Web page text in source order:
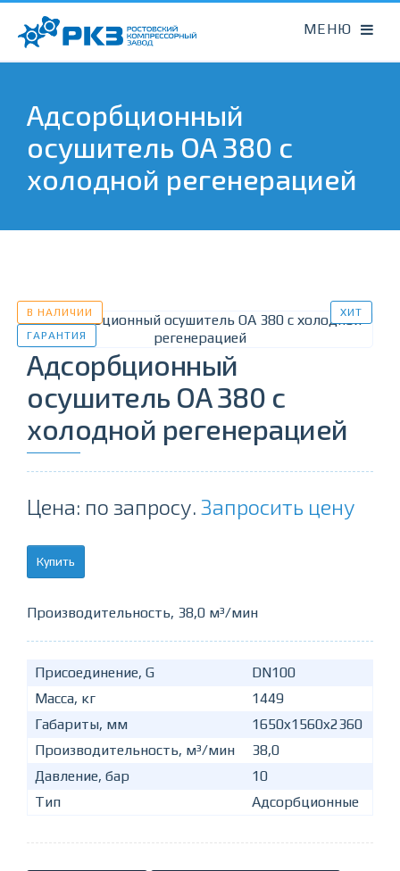
Адсорбционный
осушитель OA 380 с
холодной регенерацией
В НАЛИЧИИ
ГАРАНТИЯ
ХИТ
Адсорбционный
осушитель OA 380 с
холодной регенерацией
Цена: по запросу. Запросить цену
Купить
Производительность, 38,0 м³/мин
Присоединение, G
DN100
Масса, кг
1449
Габариты, мм
1650x1560x2360
Производительность, м³/мин
38,0
Давление, бар
10
Тип
Адсорбционные